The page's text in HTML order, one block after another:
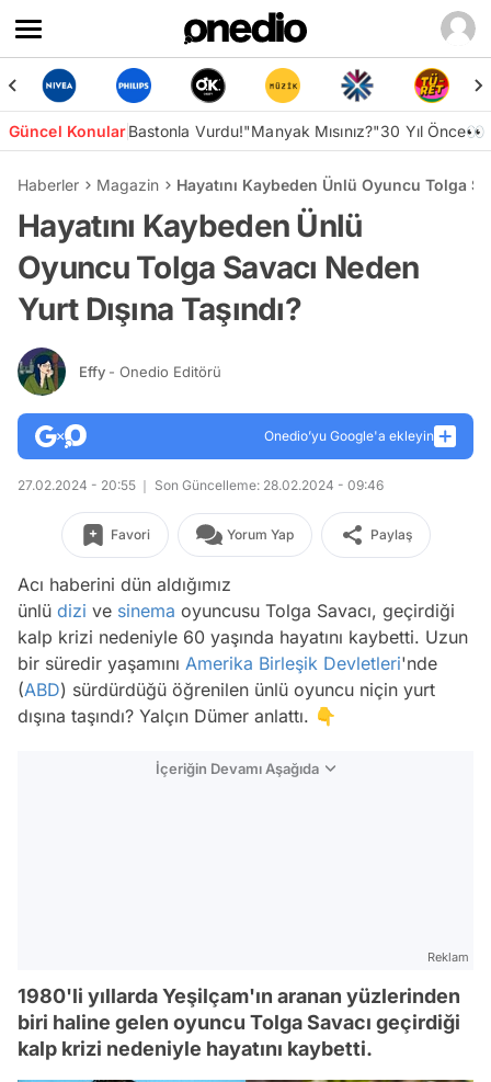
Güncel KonularBastonla Vurdu!"Manyak Mısınız?"30 Yıl Önce👀
Haberler Magazin Hayatını Kaybeden Ünlü Oyuncu Tolga
Hayatını Kaybeden Ünlü
Oyuncu Tolga Savacı Neden
Yurt Dışına Taşındı?
Effy - Onedio Editörü
Onedio’yu Google'a ekleyin
27.02.2024 - 20:55 Son Güncelleme: 28.02.2024 - 09:46
Favori Yorum Yap Paylaş
Acı haberini dün aldığımız
ünlü dizi ve sinema oyuncusu Tolga Savacı, geçirdiği
kalp krizi nedeniyle 60 yaşında hayatını kaybetti. Uzun
bir süredir yaşamını Amerika Birleşik Devletleri'nde
(ABD) sürdürdüğü öğrenilen ünlü oyuncu niçin yurt
dışına taşındı? Yalçın Dümer anlattı. 👇
İçeriğin Devamı Aşağıda
Reklam
1980'li yıllarda Yeşilçam'ın aranan yüzlerinden
biri haline gelen oyuncu Tolga Savacı geçirdiği
kalp krizi nedeniyle hayatını kaybetti.